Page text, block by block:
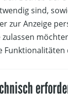
nur der
den
Viel
sind,
zur Anzeige
zulassen
Funktionalitäten